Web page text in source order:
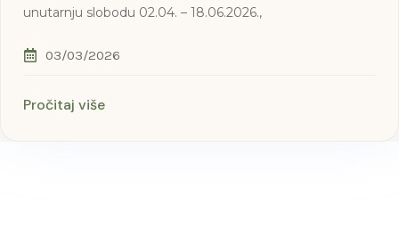
unutarnju slobodu 02.04. – 18.06.2026.,
03/03/2026
Pročitaj više